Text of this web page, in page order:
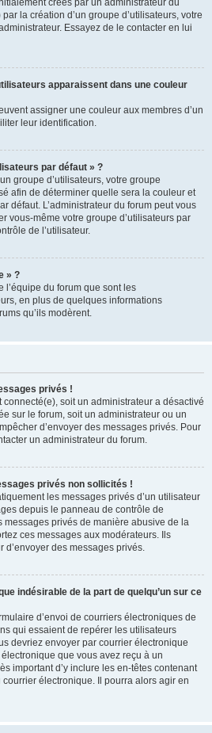
créés par un administrateur du
la création d’un groupe d’utilisateurs, votre
Essayez de le contacter en lui
apparaissent dans une couleur
assigner une couleur aux membres d’un
leur identification.
par défaut » ?
groupe d’utilisateurs, votre groupe
afin de déterminer quelle sera la couleur et
défaut. L’administrateur du forum peut vous
vous-même votre groupe d’utilisateurs par
de l’utilisateur.
» ?
l’équipe du forum que sont les
en plus de quelques informations
qu’ils modèrent.
privés !
connecté(e), soit un administrateur a désactivé
sur le forum, soit un administrateur ou un
d’envoyer des messages privés. Pour
un administrateur du forum.
privés non sollicités !
les messages privés d’un utilisateur
depuis le panneau de contrôle de
messages privés de manière abusive de la
ces messages aux modérateurs. Ils
des messages privés.
indésirable de la part de quelqu’un sur ce
d’envoi de courriers électroniques de
qui essaient de repérer les utilisateurs
devriez envoyer par courrier électronique
que vous avez reçu à un
important d’y inclure les en-têtes contenant
courrier électronique. Il pourra alors agir en